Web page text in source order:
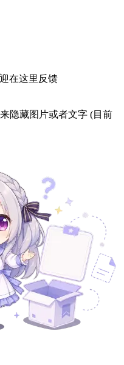
在这里反馈
隐藏图片或者文字 (目前